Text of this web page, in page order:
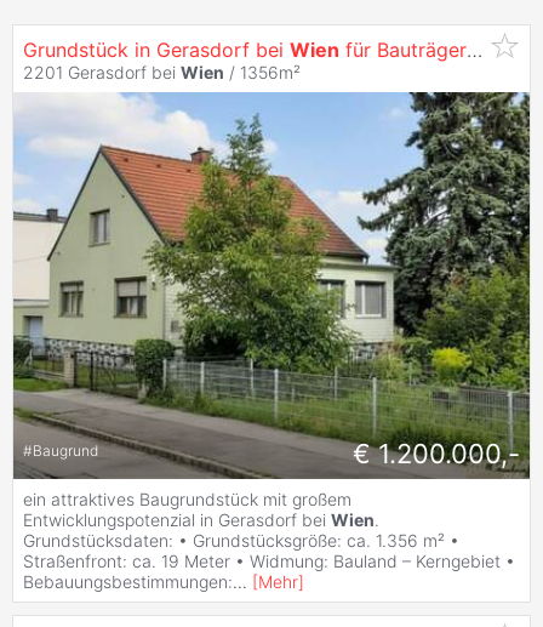
Grundstück in Gerasdorf bei Wien für Bauträger oder
2201 Gerasdorf bei Wien / 1356m²
#Baugrund € 1.200.000,-
ein attraktives Baugrundstück mit großem
Entwicklungspotenzial in Gerasdorf bei Wien.
Grundstücksdaten: • Grundstücksgröße: ca. 1.356 m² •
Straßenfront: ca. 19 Meter • Widmung: Bauland – Kerngebiet •
Bebauungsbestimmungen:... [Mehr]